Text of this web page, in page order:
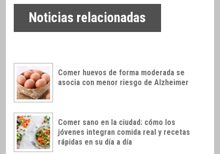
Noticias relacionadas
Comer huevos de forma moderada se
asocia con menor riesgo de Alzheimer
Comer sano en la ciudad: cómo los
jóvenes integran comida real y recetas
rápidas en su día a día